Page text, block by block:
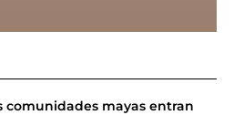
comunidades mayas entran